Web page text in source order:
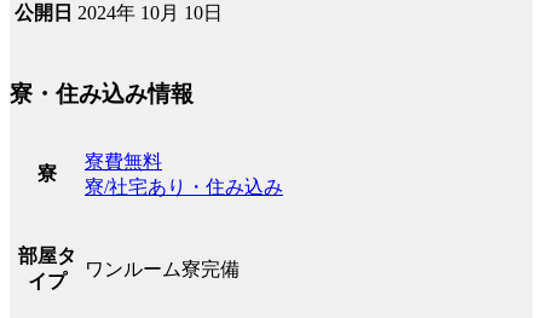
公開日 2024年 10月 10日
寮・住み込み情報
寮
寮費無料
寮/社宅あり・住み込み
部屋タ
イプ
ワンルーム寮完備